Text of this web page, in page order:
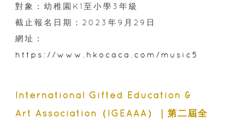
對象：幼稚園K1至小學3年級
截止報名日期：2023年9月29日
網址：
https://www.hkocaca.com/music5
International Gifted Education &
Art Association（IGEAAA）｜第二屆全